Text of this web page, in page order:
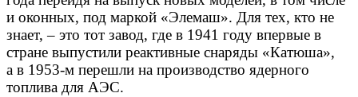
и оконных, под маркой «Элемаш». Для тех, кто не
знает, – это тот завод, где в 1941 году впервые в
стране выпустили реактивные снаряды «Катюша»,
а в 1953-м перешли на производство ядерного
топлива для АЭС.